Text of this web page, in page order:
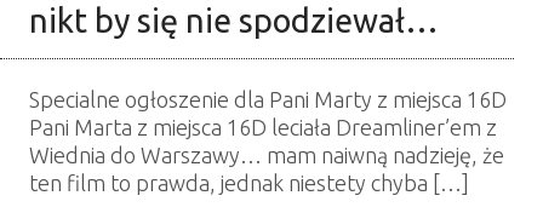
nikt by się nie spodziewał…
Specialne ogłoszenie dla Pani Marty z miejsca 16D
Pani Marta z miejsca 16D leciała Dreamliner’em z
Wiednia do Warszawy… mam naiwną nadzieję, że
ten film to prawda, jednak niestety chyba […]